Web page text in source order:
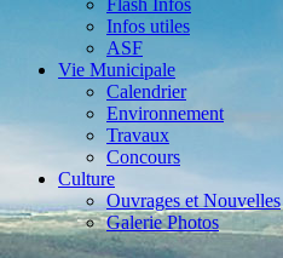
Flash Infos
Infos utiles
ASF
Vie Municipale
Calendrier
Environnement
Travaux
Concours
Culture
Ouvrages et Nouvelles
Galerie Photos